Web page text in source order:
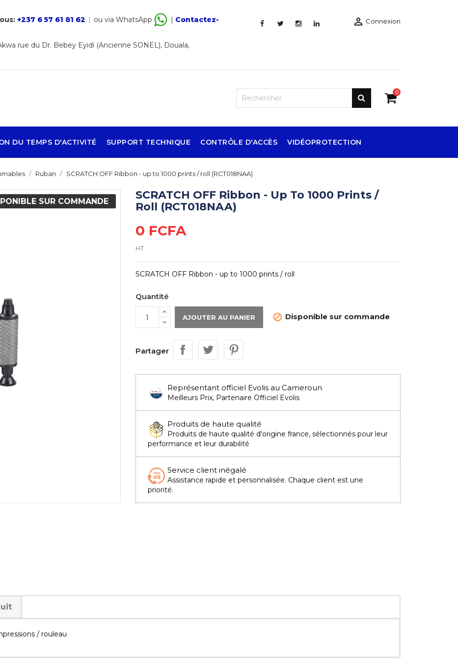
+237 6 57 61 81 62 | ou via WhatsApp | Contactez-
rue du Dr. Bebey Eyidi (Ancienne SONEL), Douala,
 Connexion
0
DU TEMPS D'ACTIVITÉ SUPPORT TECHNIQUE CONTRÔLE D'ACCÈS VIDÉOPROTECTION
Ruban SCRATCH OFF Ribbon - up to 1000 prints / roll (RCT018NAA)
SUR COMMANDE
SCRATCH OFF Ribbon - Up To 1000 Prints /
Roll (RCT018NAA)
0 FCFA
HT
SCRATCH OFF Ribbon - up to 1000 prints / roll
Quantité
AJOUTER AU PANIER  Disponible sur commande
Partager
Représentant officiel Evolis au Cameroun
Meilleurs Prix, Partenaire Officiel Evolis
Produits de haute qualité
Produits de haute qualité d'origine france, sélectionnés pour leur
performance et leur durabilité
Service client inégalé
Assistance rapide et personnalisée. Chaque client est une
priorité.
/ rouleau